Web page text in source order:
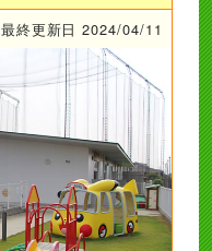
最終更新日 2024/04/11